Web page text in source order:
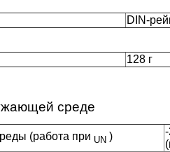
DIN-
128 г
среде
(работа при UN )